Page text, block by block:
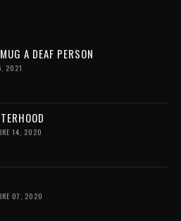
A DEAF PERSON
2021
14, 2020
07, 2020